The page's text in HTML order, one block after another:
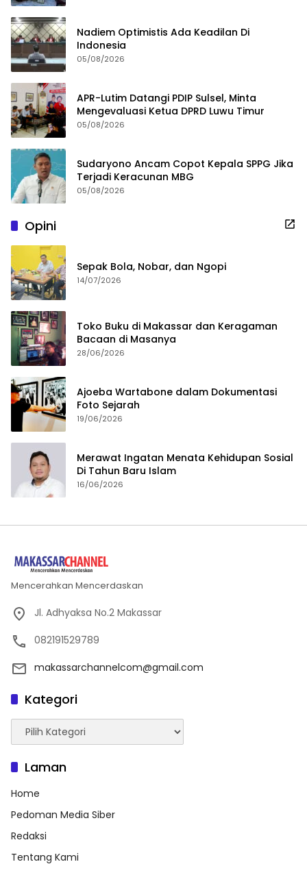
Nadiem Optimistis Ada Keadilan Di
Indonesia
05/08/2026
APR-Lutim Datangi PDIP Sulsel, Minta
Mengevaluasi Ketua DPRD Luwu Timur
05/08/2026
Sudaryono Ancam Copot Kepala SPPG Jika
Terjadi Keracunan MBG
05/08/2026
Opini
Sepak Bola, Nobar, dan Ngopi
14/07/2026
Toko Buku di Makassar dan Keragaman
Bacaan di Masanya
28/06/2026
Ajoeba Wartabone dalam Dokumentasi
Foto Sejarah
19/06/2026
Merawat Ingatan Menata Kehidupan Sosial
Di Tahun Baru Islam
16/06/2026
Mencerahkan Mencerdaskan
Jl. Adhyaksa No.2 Makassar
082191529789
makassarchannelcom@gmail.com
Kategori
Kategori
Laman
Home
Pedoman Media Siber
Redaksi
Tentang Kami